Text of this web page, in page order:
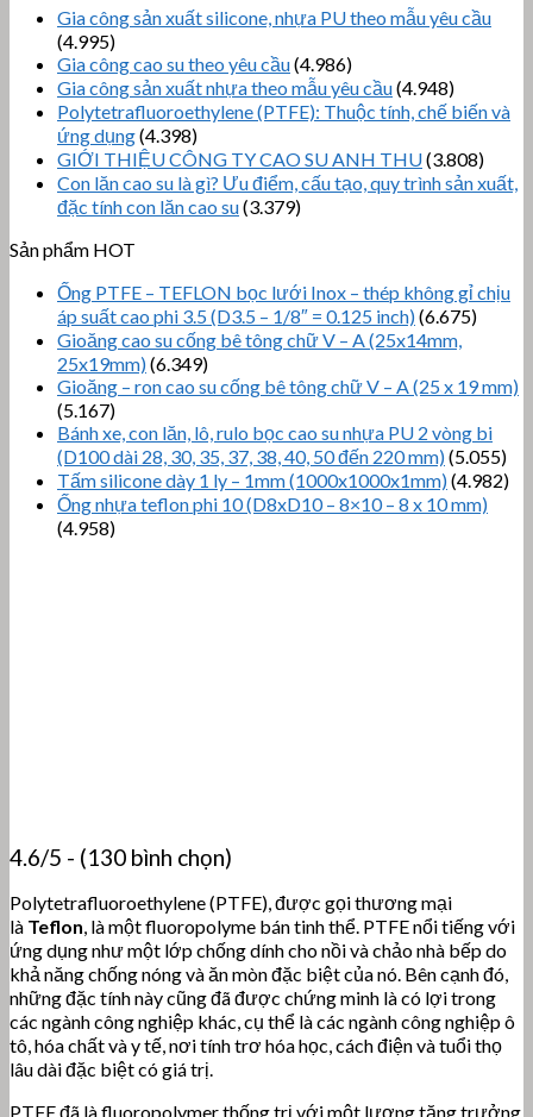
Gia công sản xuất silicone, nhựa PU theo mẫu yêu cầu
(4.995)
Gia công cao su theo yêu cầu(4.986)
Gia công sản xuất nhựa theo mẫu yêu cầu(4.948)
Polytetrafluoroethylene (PTFE): Thuộc tính, chế biến và
ứng dụng(4.398)
GIỚI THIỆU CÔNG TY CAO SU ANH THU(3.808)
Con lăn cao su là gì? Ưu điểm, cấu tạo, quy trình sản xuất,
đặc tính con lăn cao su(3.379)
Sản phẩm HOT
Ống PTFE – TEFLON bọc lưới Inox – thép không gỉ chịu
áp suất cao phi 3.5 (D3.5 – 1/8″ = 0.125 inch)(6.675)
Gioăng cao su cống bê tông chữ V – A (25x14mm,
25x19mm)(6.349)
Gioăng – ron cao su cống bê tông chữ V – A (25 x 19 mm)
(5.167)
Bánh xe, con lăn, lô, rulo bọc cao su nhựa PU 2 vòng bi
(D100 dài 28, 30, 35, 37, 38, 40, 50 đến 220 mm)(5.055)
Tấm silicone dày 1 ly – 1mm (1000x1000x1mm)(4.982)
Ống nhựa teflon phi 10 (D8xD10 – 8×10 – 8 x 10 mm)
(4.958)
4.6/5 - (130 bình chọn)
Polytetrafluoroethylene (PTFE), được gọi thương mại
là Teflon, là một fluoropolyme bán tinh thể. PTFE nổi tiếng với
ứng dụng như một lớp chống dính cho nồi và chảo nhà bếp do
khả năng chống nóng và ăn mòn đặc biệt của nó. Bên cạnh đó,
những đặc tính này cũng đã được chứng minh là có lợi trong
các ngành công nghiệp khác, cụ thể là các ngành công nghiệp ô
tô, hóa chất và y tế, nơi tính trơ hóa học, cách điện và tuổi thọ
lâu dài đặc biệt có giá trị.
PTFE đã là fluoropolymer thống trị với một lượng tăng trưởng